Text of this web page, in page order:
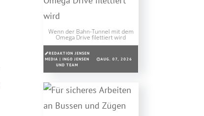
Wenn der Bahn-Tunnel mit dem
Omega Drive filettiert wird
REDAKTION JENSEN
MEDIA | INGO JENSEN
UND TEAM
AUG. 07, 2026